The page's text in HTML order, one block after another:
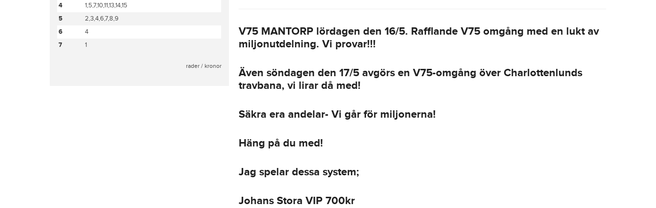
4
1,5,7,10,11,13,14,15
5
2,3,4,6,7,8,9
6
4
7
1
rader / kronor
V75 MANTORP lördagen den 16/5. Rafflande V75 omgång med en lukt av
miljonutdelning. Vi provar!!!
Även söndagen den 17/5 avgörs en V75-omgång över Charlottenlunds
travbana, vi lirar då med!
Säkra era andelar- Vi går för miljonerna!
Häng på du med!
Jag spelar dessa system;
Johans Stora VIP 700kr